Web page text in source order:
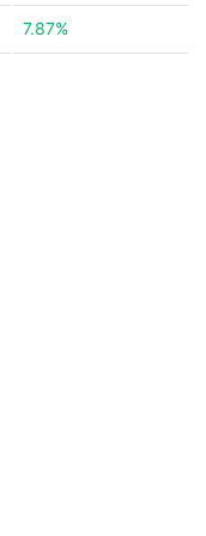
7.87%